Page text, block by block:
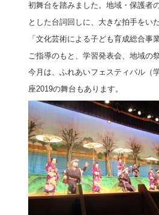
初舞台を踏みました。地域・保護者
とした台詞回しに、大きな拍手をい
「文化芸術による子ども育成総合
ご指導のもと、学習発表会、地域の
今月は、ふれあいフェスティバル（
座2019の舞台もあります。